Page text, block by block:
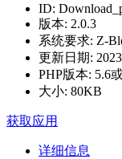
ID:
版本: 2.0.3
系统要求: Z-
更新日期:
PHP版本: 5.6
大小: 80KB
获取应用
详细信息